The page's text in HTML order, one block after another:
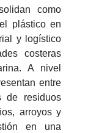
como
plástico en
y logístico
costeras
A nivel
entre
residuos
arroyos y
en una